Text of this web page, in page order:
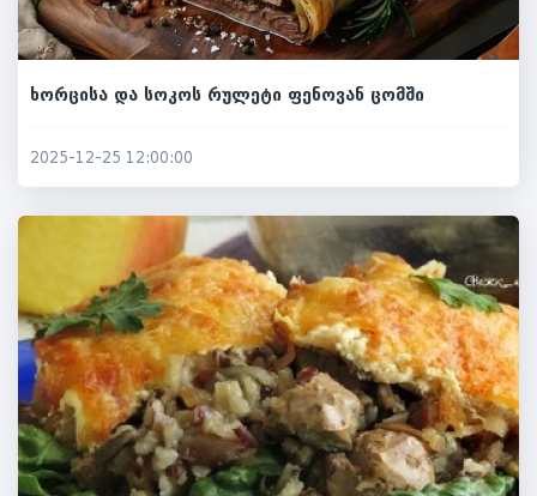
ხორცისა და სოკოს რულეტი ფენოვან ცომში
2025-12-25 12:00:00